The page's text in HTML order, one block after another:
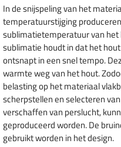
In de snijspeling van het
temperatuurstijging
sublimatietemperatuur van het
sublimatie houdt in dat het
ontsnapt in een snel tempo.
warmte weg van het hout.
belasting op het materiaal
scherpstellen en selecteren
verschaffen van perslucht,
geproduceerd worden. De
gebruikt worden in het design.